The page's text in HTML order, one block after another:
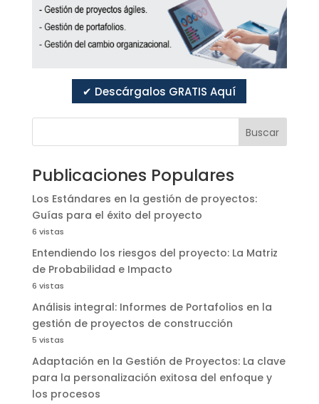
✔ Descárgalos GRATIS Aquí
Buscar
Publicaciones Populares
Los Estándares en la gestión de proyectos:
Guías para el éxito del proyecto
6 vistas
Entendiendo los riesgos del proyecto: La Matriz
de Probabilidad e Impacto
6 vistas
Análisis integral: Informes de Portafolios en la
gestión de proyectos de construcción
5 vistas
Adaptación en la Gestión de Proyectos: La clave
para la personalización exitosa del enfoque y
los procesos